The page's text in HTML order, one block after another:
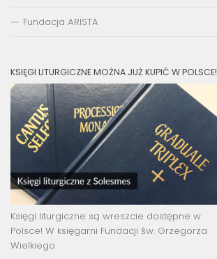
Fundacja ARISTA
KSIĘGI LITURGICZNE MOŻNA JUŻ KUPIĆ W POLSCE!
Księgi liturgiczne są wreszcie dostępne w
Polsce! W księgarni Fundacji św. Grzegorza
Wielkiego.